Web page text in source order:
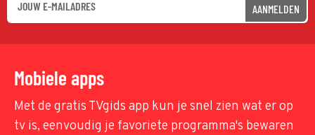
AANMELDEN
Mobiele apps
Met de gratis TVgids app kun je snel zien wat er op
tv is, eenvoudig je favoriete programma's bewaren